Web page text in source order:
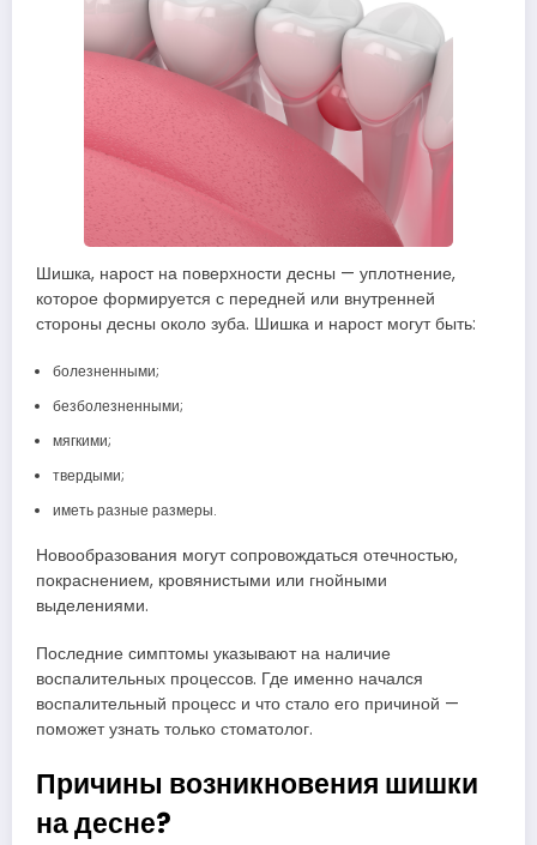
Шишка, нарост на поверхности десны — уплотнение,
которое формируется с передней или внутренней
стороны десны около зуба. Шишка и нарост могут быть:
болезненными;
безболезненными;
мягкими;
твердыми;
иметь разные размеры.
Новообразования могут сопровождаться отечностью,
покраснением, кровянистыми или гнойными
выделениями.
Последние симптомы указывают на наличие
воспалительных процессов. Где именно начался
воспалительный процесс и что стало его причиной —
поможет узнать только стоматолог.
Причины возникновения шишки
на десне?